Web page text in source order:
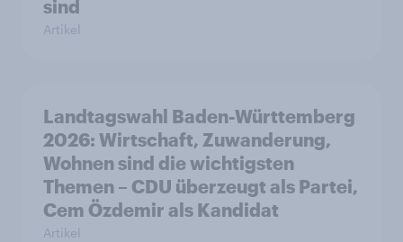
sind
Artikel
Landtagswahl Baden-Württemberg
2026: Wirtschaft, Zuwanderung,
Wohnen sind die wichtigsten
Themen – CDU überzeugt als Partei,
Cem Özdemir als Kandidat
Artikel